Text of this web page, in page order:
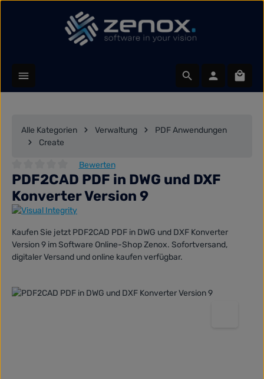
Zum Hauptinhalt springen
Alle Kategorien Verwaltung
PDF Anwendungen
Create
Durchschnittliche Bewertung von 0 von 5 Sternen
Bewerten
PDF2CAD PDF in DWG und DXF
Konverter Version 9
Kaufen Sie jetzt PDF2CAD PDF in DWG und DXF Konverter
Version 9 im Software Online-Shop Zenox. Sofortversand,
digitaler Versand und online kaufen verfügbar.
Bildergalerie überspringen